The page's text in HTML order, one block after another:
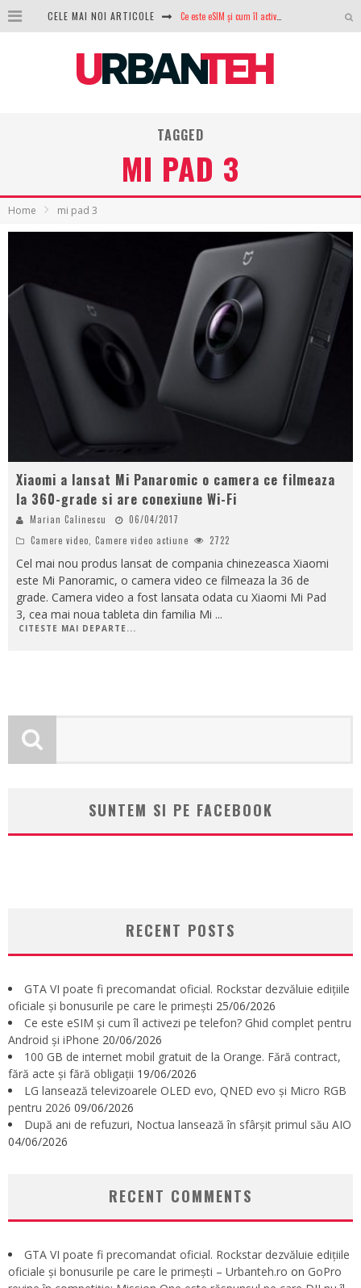
CELE MAI NOI ARTICOLE Ce este eSIM și cum îl activezi pe telefon? Ghid complet pentru Android și iPhone
GTA VI poate fi precomandat oficial. Rockstar dezvăluie edițiile oficiale și bonusurile pe care le primești
TAGGED
MI PAD 3
Home mi pad 3
Xiaomi a lansat Mi Panaromic o camera ce filmeaza
la 360-grade si are conexiune Wi-Fi
Marian Calinescu
06/04/2017
Camere video, Camere video actiune 2722
Cel mai nou produs lansat de compania chinezeasca Xiaomi
este Mi Panoramic, o camera video ce filmeaza la 36 de
grade. Camera video a fost lansata odata cu Xiaomi Mi Pad
3, cea mai noua tableta din familia Mi ...
CITESTE MAI DEPARTE...
SUNTEM SI PE FACEBOOK
RECENT POSTS
GTA VI poate fi precomandat oficial. Rockstar dezvăluie edițiile
oficiale și bonusurile pe care le primești 25/06/2026
Ce este eSIM și cum îl activezi pe telefon? Ghid complet pentru
Android și iPhone 20/06/2026
100 GB de internet mobil gratuit de la Orange. Fără contract,
fără acte și fără obligații 19/06/2026
LG lansează televizoarele OLED evo, QNED evo și Micro RGB
pentru 2026 09/06/2026
După ani de refuzuri, Noctua lansează în sfârșit primul său AIO
04/06/2026
RECENT COMMENTS
GTA VI poate fi precomandat oficial. Rockstar dezvăluie edițiile
oficiale și bonusurile pe care le primești – Urbanteh.ro on GoPro